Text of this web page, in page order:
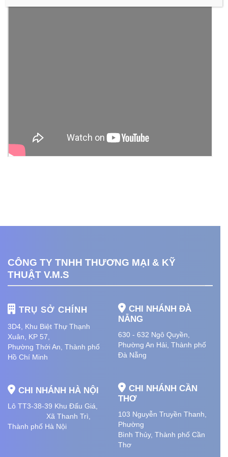
CÔNG TY TNHH THƯƠNG MẠI & KỸ
THUẬT V.M.S
TRỤ SỞ CHÍNH
3D4, Khu Biệt Thự Thạnh
Xuân, KP 57,
Phường Thới An, Thành phố
Hồ Chí Minh
CHI NHÁNH HÀ NỘI
Lô TT3-38-39 Khu Đấu Giá,
Xã Thanh Trì,
Thành phố Hà Nội
CHI NHÁNH ĐÀ
NẴNG
630 - 632 Ngô Quyền,
Phường An Hải, Thành phố
Đà Nẵng
CHI NHÁNH CẦN
THƠ
103 Nguyễn Truyền Thanh,
Phường
Bình Thủy, Thành phố Cần
Thơ